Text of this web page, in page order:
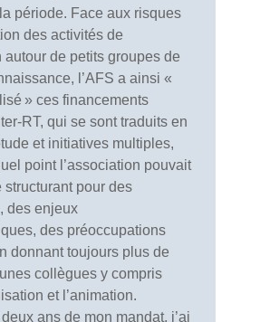
période. Face aux risques
des activités de
autour de petits groupes de
l’AFS a ainsi «
» ces financements
RT, qui se sont traduits en
et initiatives multiples,
point l’association pouvait
structurant pour des
des enjeux
des préoccupations
donnant toujours plus de
collègues y compris
et l’animation.
ans de mon mandat, j’ai